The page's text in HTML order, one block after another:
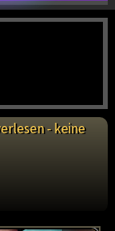
- keine